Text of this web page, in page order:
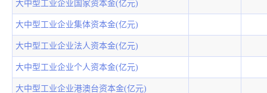
大中型工业企业国家资本金(亿元)
大中型工业企业集体资本金(亿元)
大中型工业企业法人资本金(亿元)
大中型工业企业个人资本金(亿元)
大中型工业企业港澳台资本金(亿元)